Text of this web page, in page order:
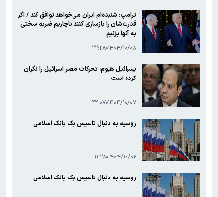
ترامپ: شنیده‌ام ایران می‌خواهد توافق کند / اگر
قدرت‌شان را بازسازی کنند ناچاریم ضربه سختی
به آنها بزنیم
۱۴۰۴/۱۰/۰۸ ۲۲:۲۸
یسرائیل هیوم: تحرکات مصر اسرائیل را نگران
کرده است
۱۴۰۴/۱۰/۰۷ ۲۲:۰۷
روسیه به دنبال تاسیس یک بانک اسلامی
۱۴۰۴/۱۰/۰۶ ۱۱:۲۸
روسیه به دنبال تاسیس یک بانک اسلامی